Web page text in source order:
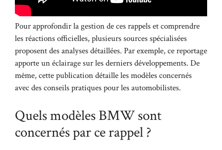
Pour approfondir la gestion de ces rappels et comprendre
les réactions officielles, plusieurs sources spécialisées
proposent des analyses détaillées. Par exemple,ce reportage
apporte un éclairage sur les derniers développements. De
même,cette publicationdétaille les modèles concernés
avec des conseils pratiques pour les automobilistes.
Quels modèles BMW sont
concernés par ce rappel ?